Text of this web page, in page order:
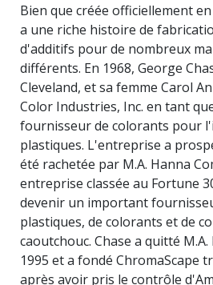
Bien que créée officiellement
a une riche histoire de
d'additifs pour de nombreux
différents. En 1968, George
Cleveland, et sa femme Carol
Color Industries, Inc. en tant
fournisseur de colorants pour
plastiques. L'entreprise a
été rachetée par M.A. Hanna
entreprise classée au Fortune
devenir un important
plastiques, de colorants et de
caoutchouc. Chase a quitté
1995 et a fondé ChromaScape
après avoir pris le contrôle